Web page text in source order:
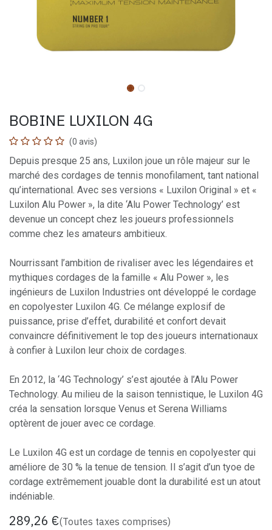
BOBINE LUXILON 4G
(0 avis)
Depuis presque 25 ans, Luxilon joue un rôle majeur sur le
marché des cordages de tennis monofilament, tant national
qu’international. Avec ses versions « Luxilon Original » et «
Luxilon Alu Power », la dite ‘Alu Power Technology’ est
devenue un concept chez les joueurs professionnels
comme chez les amateurs ambitieux.
Nourrissant l’ambition de rivaliser avec les légendaires et
mythiques cordages de la famille « Alu Power », les
ingénieurs de Luxilon Industries ont développé le cordage
en copolyester Luxilon 4G. Ce mélange explosif de
puissance, prise d’effet, durabilité et confort devait
convaincre définitivement le top des joueurs internationaux
à confier à Luxilon leur choix de cordages.
En 2012, la ‘4G Technology’ s’est ajoutée à l’Alu Power
Technology. Au milieu de la saison tennistique, le Luxilon 4G
créa la sensation lorsque Venus et Serena Williams
optèrent de jouer avec ce cordage.
Le Luxilon 4G est un cordage de tennis en copolyester qui
améliore de 30 % la tenue de tension. Il s’agit d’un tyoe de
cordage extrêmement jouable dont la durabilité est un atout
indéniable.
289,26 €(Toutes taxes comprises)